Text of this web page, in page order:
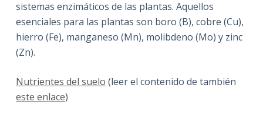
sistemas enzimáticos de las plantas. Aquellos
esenciales para las plantas son boro (B), cobre (Cu),
hierro (Fe), manganeso (Mn), molibdeno (Mo) y zinc
(Zn).
Nutrientes del suelo (leer el contenido de también
este enlace)